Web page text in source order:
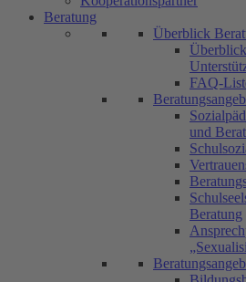
Beratung
Überblick
FAQ-
und
Beratung